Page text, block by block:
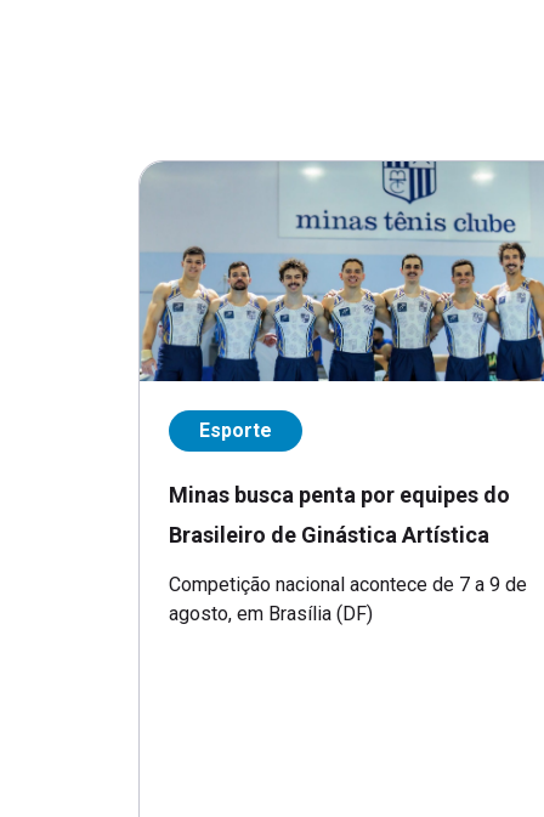
Esporte
Minas busca penta por equipes do
Brasileiro de Ginástica Artística
Competição nacional acontece de 7 a 9 de
agosto, em Brasília (DF)